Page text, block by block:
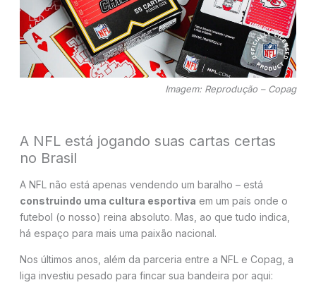
Imagem: Reprodução – Copag
A NFL está jogando suas cartas certas
no Brasil
A NFL não está apenas vendendo um baralho – está
construindo uma cultura esportiva em um país onde o
futebol (o nosso) reina absoluto. Mas, ao que tudo indica,
há espaço para mais uma paixão nacional.
Nos últimos anos, além da parceria entre a NFL e Copag, a
liga investiu pesado para fincar sua bandeira por aqui: